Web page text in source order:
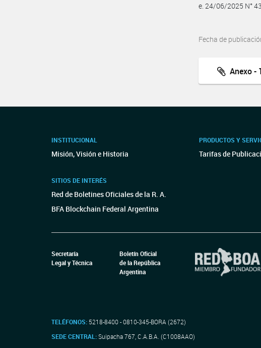
e. 24/06/2025 N°
Fecha de
Anexo - 1
INSTITUCIONAL
Misión, Visión e Historia
SITIOS DE INTERÉS
Red de Boletines Oficiales de la R. A.
BFA Blockchain Federal Argentina
PRODUCTOS Y
Tarifas de
Secretaría
Legal y Técnica
Boletín Oficial
de la República
Argentina
TELÉFONOS: 5218-8400 - 0810-345-BORA (2672)
SEDE CENTRAL:Suipacha 767, C.A.B.A. (C1008AAO)